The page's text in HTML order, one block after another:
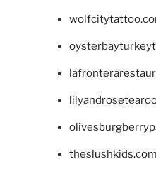
theslushkids.com